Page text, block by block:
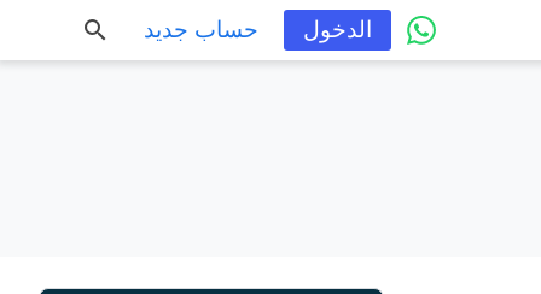
الدخول حساب جديد